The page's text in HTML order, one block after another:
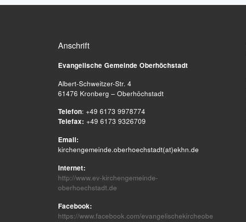
Anschrift
Evangelische Gemeinde Oberhöchstadt
Albert-Schweitzer-Str. 4
61476 Kronberg – Oberhöchstadt
Telefon: +49 6173 9978774
Telefax: +49 6173 9326709
Email:
kirchengemeinde.oberhoechstadt(at)ekhn.de
Internet:
http://www.ev-kirchengemeinde-
oberhoechstadt.de
Facebook:
https://www.facebook.com/evangelischekircheobe